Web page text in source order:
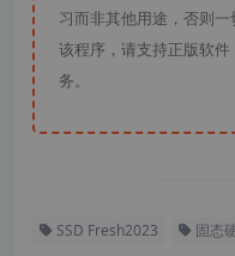
习而非其他用途，否则
该程序，请支持正版软
务。
SSD Fresh2023 固态